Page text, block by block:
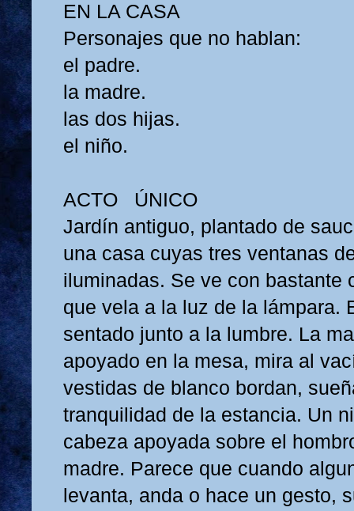
EN LA CASA
Personajes que no hablan:
el padre.
la madre.
las dos hijas.
el niño.
ACTO ÚNICO
Jardín antiguo, plantado de
una casa cuyas tres ventanas
iluminadas. Se ve con bastante
que vela a la luz de la lámpara.
sentado junto a la lumbre. La
apoyado en la mesa, mira al
vestidas de blanco bordan,
tranquilidad de la estancia. Un
cabeza apoyada sobre el
madre. Parece que cuando
levanta, anda o hace un gesto,